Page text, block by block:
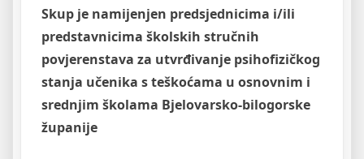
Skup je namijenjen predsjednicima i/ili
predstavnicima školskih stručnih
povjerenstava za utvrđivanje psihofizičkog
stanja učenika s teškoćama u osnovnim i
srednjim školama Bjelovarsko-bilogorske
županije